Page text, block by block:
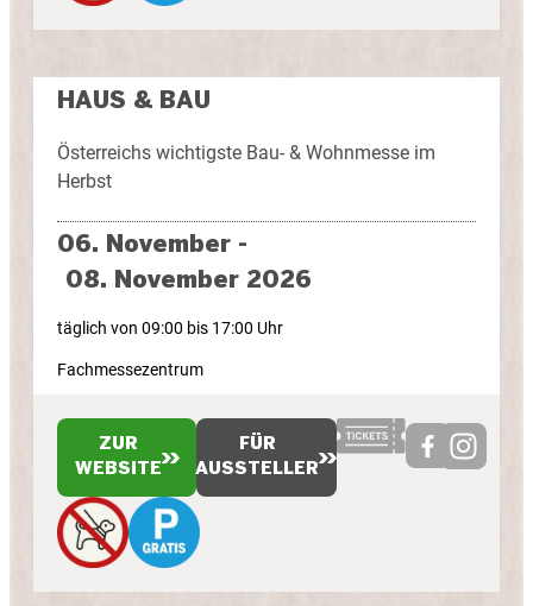
HAUS & BAU
Österreichs wichtigste Bau- & Wohnmesse im
Herbst
06. November -
08. November 2026
täglich von 09:00 bis 17:00 Uhr
Fachmessezentrum
ZUR
WEBSITE
FÜR
AUSSTELLER